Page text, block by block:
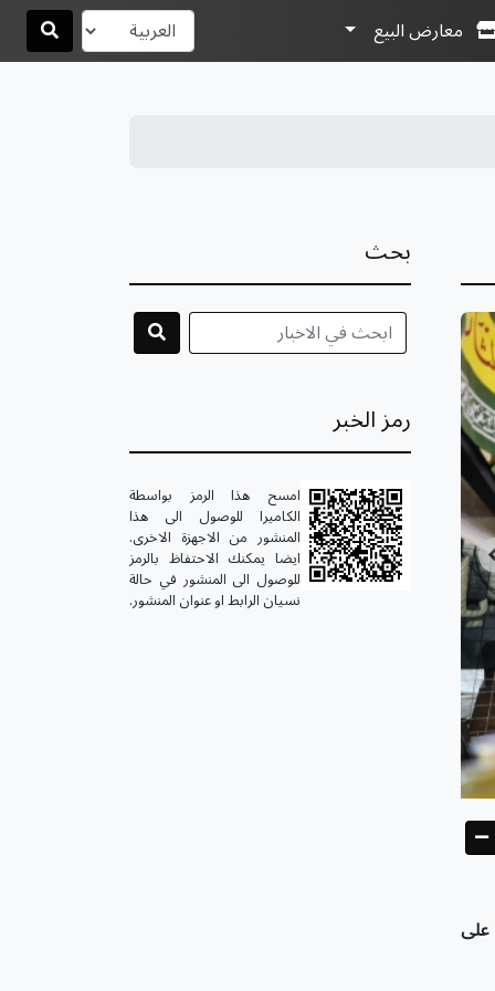
معارض البيع
على
بحث
رمز الخبر
امسح هذا الرمز بواسطة
الكاميرا للوصول الى هذا
المنشور من الاجهزة الاخرى.
ايضا يمكنك الاحتفاظ بالرمز
للوصول الى المنشور في حالة
نسيان الرابط او عنوان المنشور.